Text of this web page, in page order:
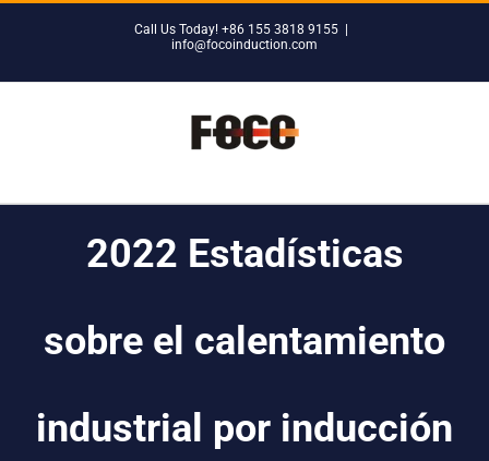
Call Us Today! +86 155 3818 9155
info@focoinduction.com
2022 Estadísticas
sobre el calentamiento
industrial por inducción